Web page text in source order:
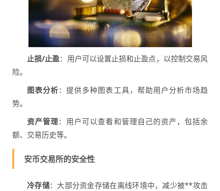
止损/止盈：用户可以设置止损和止盈点，以控制交易风
险。
图表分析：提供多种图表工具，帮助用户分析市场趋
势。
资产管理：用户可以查看和管理自己的资产，包括余
额、交易历史等。
安币交易所的安全性
冷存储：大部分资金存储在离线环境中，减少被**攻击